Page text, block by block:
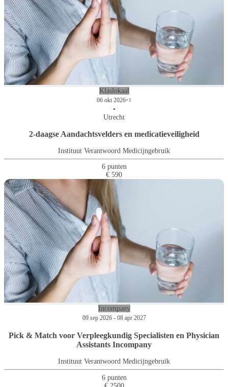
Klaslokaal
06 okt 2026+1
•
Utrecht
2-daagse Aandachtsvelders en medicatieveiligheid
Instituut Verantwoord Medicijngebruik
6 punten
€ 590
Incompany
09 sep 2026 - 08 apr 2027
Pick & Match voor Verpleegkundig Specialisten en Physician
Assistants Incompany
Instituut Verantwoord Medicijngebruik
6 punten